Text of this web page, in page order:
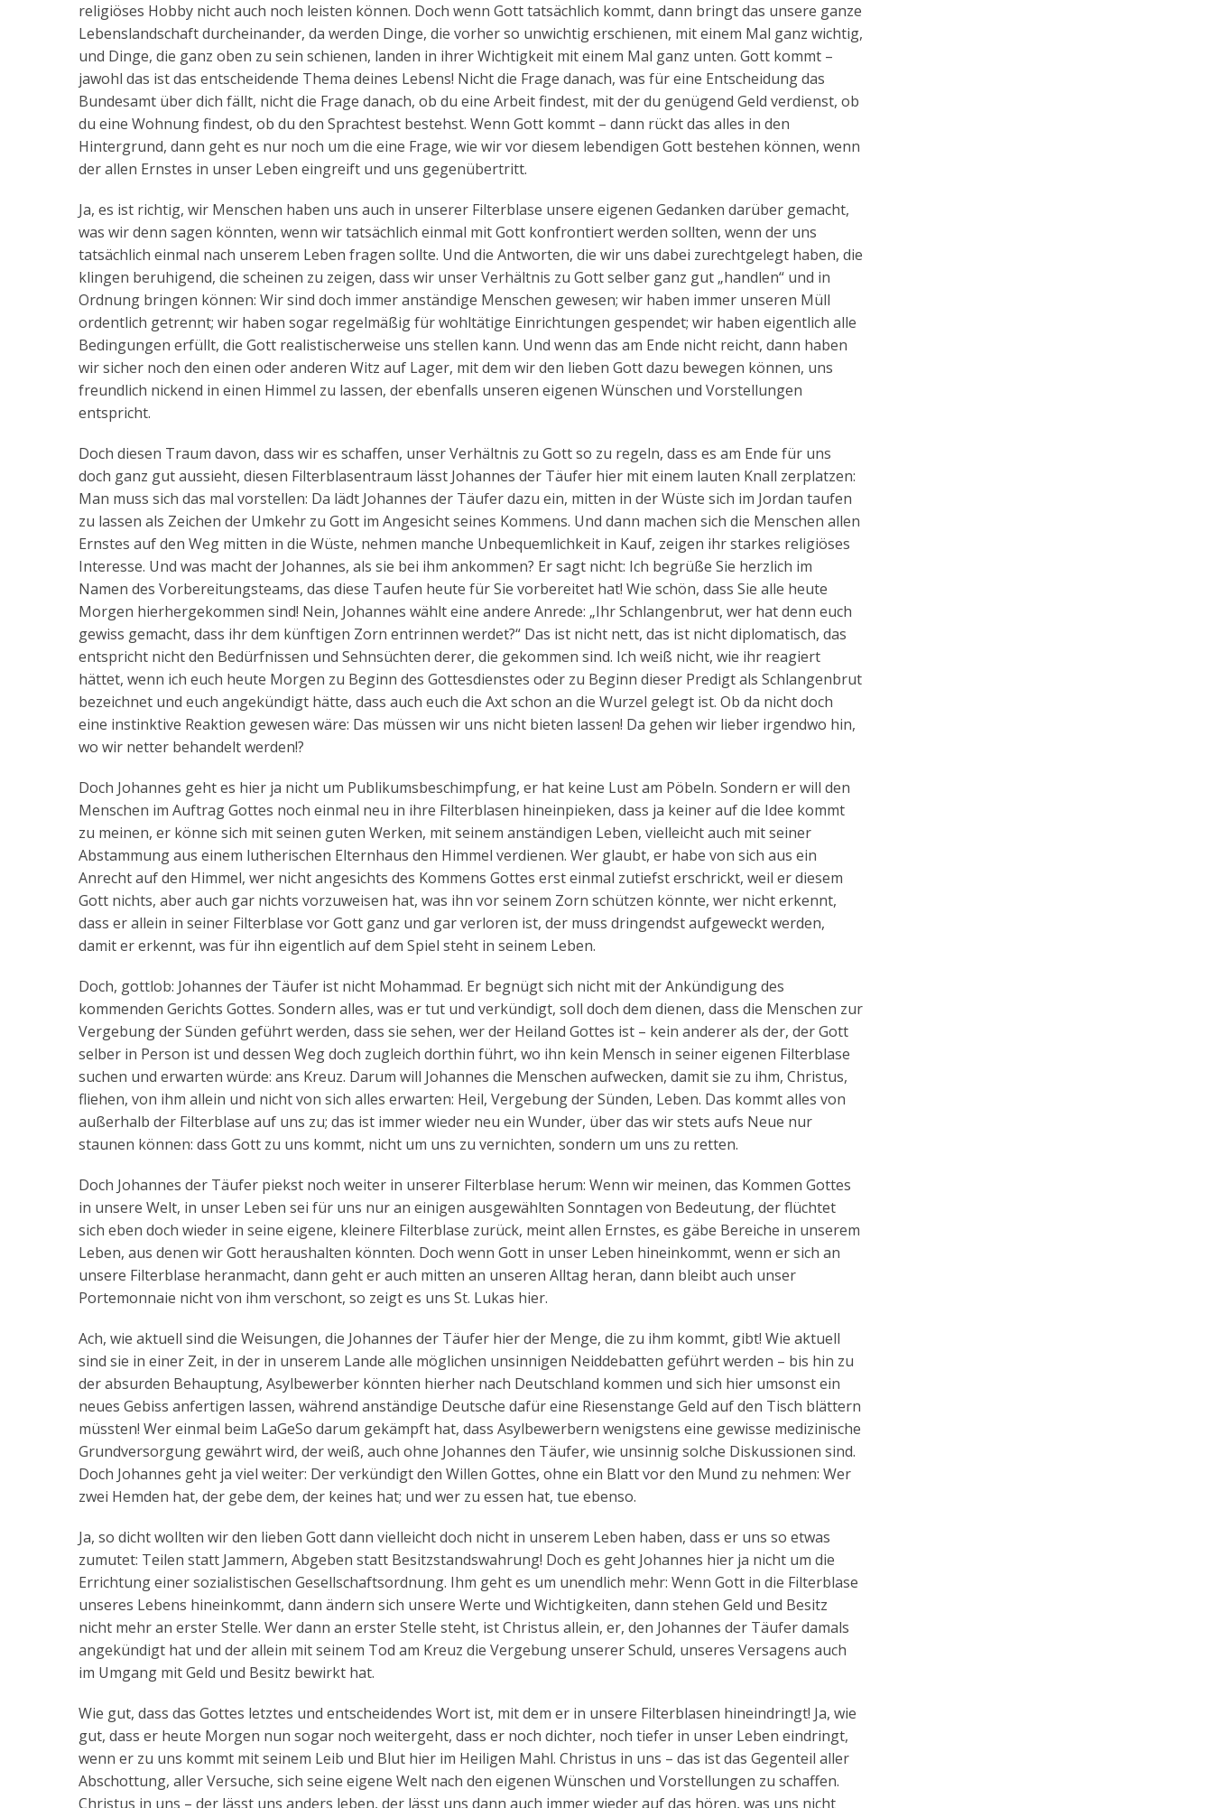
religiöses Hobby nicht auch noch leisten können. Doch wenn Gott tatsächlich kommt, dann bringt das unsere ganze
Lebenslandschaft durcheinander, da werden Dinge, die vorher so unwichtig erschienen, mit einem Mal ganz wichtig,
und Dinge, die ganz oben zu sein schienen, landen in ihrer Wichtigkeit mit einem Mal ganz unten. Gott kommt –
jawohl das ist das entscheidende Thema deines Lebens! Nicht die Frage danach, was für eine Entscheidung das
Bundesamt über dich fällt, nicht die Frage danach, ob du eine Arbeit findest, mit der du genügend Geld verdienst, ob
du eine Wohnung findest, ob du den Sprachtest bestehst. Wenn Gott kommt – dann rückt das alles in den
Hintergrund, dann geht es nur noch um die eine Frage, wie wir vor diesem lebendigen Gott bestehen können, wenn
der allen Ernstes in unser Leben eingreift und uns gegenübertritt.
Ja, es ist richtig, wir Menschen haben uns auch in unserer Filterblase unsere eigenen Gedanken darüber gemacht,
was wir denn sagen könnten, wenn wir tatsächlich einmal mit Gott konfrontiert werden sollten, wenn der uns
tatsächlich einmal nach unserem Leben fragen sollte. Und die Antworten, die wir uns dabei zurechtgelegt haben, die
klingen beruhigend, die scheinen zu zeigen, dass wir unser Verhältnis zu Gott selber ganz gut „handlen“ und in
Ordnung bringen können: Wir sind doch immer anständige Menschen gewesen; wir haben immer unseren Müll
ordentlich getrennt; wir haben sogar regelmäßig für wohltätige Einrichtungen gespendet; wir haben eigentlich alle
Bedingungen erfüllt, die Gott realistischerweise uns stellen kann. Und wenn das am Ende nicht reicht, dann haben
wir sicher noch den einen oder anderen Witz auf Lager, mit dem wir den lieben Gott dazu bewegen können, uns
freundlich nickend in einen Himmel zu lassen, der ebenfalls unseren eigenen Wünschen und Vorstellungen
entspricht.
Doch diesen Traum davon, dass wir es schaffen, unser Verhältnis zu Gott so zu regeln, dass es am Ende für uns
doch ganz gut aussieht, diesen Filterblasentraum lässt Johannes der Täufer hier mit einem lauten Knall zerplatzen:
Man muss sich das mal vorstellen: Da lädt Johannes der Täufer dazu ein, mitten in der Wüste sich im Jordan taufen
zu lassen als Zeichen der Umkehr zu Gott im Angesicht seines Kommens. Und dann machen sich die Menschen allen
Ernstes auf den Weg mitten in die Wüste, nehmen manche Unbequemlichkeit in Kauf, zeigen ihr starkes religiöses
Interesse. Und was macht der Johannes, als sie bei ihm ankommen? Er sagt nicht: Ich begrüße Sie herzlich im
Namen des Vorbereitungsteams, das diese Taufen heute für Sie vorbereitet hat! Wie schön, dass Sie alle heute
Morgen hierhergekommen sind! Nein, Johannes wählt eine andere Anrede: „Ihr Schlangenbrut, wer hat denn euch
gewiss gemacht, dass ihr dem künftigen Zorn entrinnen werdet?“ Das ist nicht nett, das ist nicht diplomatisch, das
entspricht nicht den Bedürfnissen und Sehnsüchten derer, die gekommen sind. Ich weiß nicht, wie ihr reagiert
hättet, wenn ich euch heute Morgen zu Beginn des Gottesdienstes oder zu Beginn dieser Predigt als Schlangenbrut
bezeichnet und euch angekündigt hätte, dass auch euch die Axt schon an die Wurzel gelegt ist. Ob da nicht doch
eine instinktive Reaktion gewesen wäre: Das müssen wir uns nicht bieten lassen! Da gehen wir lieber irgendwo hin,
wo wir netter behandelt werden!?
Doch Johannes geht es hier ja nicht um Publikumsbeschimpfung, er hat keine Lust am Pöbeln. Sondern er will den
Menschen im Auftrag Gottes noch einmal neu in ihre Filterblasen hineinpieken, dass ja keiner auf die Idee kommt
zu meinen, er könne sich mit seinen guten Werken, mit seinem anständigen Leben, vielleicht auch mit seiner
Abstammung aus einem lutherischen Elternhaus den Himmel verdienen. Wer glaubt, er habe von sich aus ein
Anrecht auf den Himmel, wer nicht angesichts des Kommens Gottes erst einmal zutiefst erschrickt, weil er diesem
Gott nichts, aber auch gar nichts vorzuweisen hat, was ihn vor seinem Zorn schützen könnte, wer nicht erkennt,
dass er allein in seiner Filterblase vor Gott ganz und gar verloren ist, der muss dringendst aufgeweckt werden,
damit er erkennt, was für ihn eigentlich auf dem Spiel steht in seinem Leben.
Doch, gottlob: Johannes der Täufer ist nicht Mohammad. Er begnügt sich nicht mit der Ankündigung des
kommenden Gerichts Gottes. Sondern alles, was er tut und verkündigt, soll doch dem dienen, dass die Menschen zur
Vergebung der Sünden geführt werden, dass sie sehen, wer der Heiland Gottes ist – kein anderer als der, der Gott
selber in Person ist und dessen Weg doch zugleich dorthin führt, wo ihn kein Mensch in seiner eigenen Filterblase
suchen und erwarten würde: ans Kreuz. Darum will Johannes die Menschen aufwecken, damit sie zu ihm, Christus,
fliehen, von ihm allein und nicht von sich alles erwarten: Heil, Vergebung der Sünden, Leben. Das kommt alles von
außerhalb der Filterblase auf uns zu; das ist immer wieder neu ein Wunder, über das wir stets aufs Neue nur
staunen können: dass Gott zu uns kommt, nicht um uns zu vernichten, sondern um uns zu retten.
Doch Johannes der Täufer piekst noch weiter in unserer Filterblase herum: Wenn wir meinen, das Kommen Gottes
in unsere Welt, in unser Leben sei für uns nur an einigen ausgewählten Sonntagen von Bedeutung, der flüchtet
sich eben doch wieder in seine eigene, kleinere Filterblase zurück, meint allen Ernstes, es gäbe Bereiche in unserem
Leben, aus denen wir Gott heraushalten könnten. Doch wenn Gott in unser Leben hineinkommt, wenn er sich an
unsere Filterblase heranmacht, dann geht er auch mitten an unseren Alltag heran, dann bleibt auch unser
Portemonnaie nicht von ihm verschont, so zeigt es uns St. Lukas hier.
Ach, wie aktuell sind die Weisungen, die Johannes der Täufer hier der Menge, die zu ihm kommt, gibt! Wie aktuell
sind sie in einer Zeit, in der in unserem Lande alle möglichen unsinnigen Neiddebatten geführt werden – bis hin zu
der absurden Behauptung, Asylbewerber könnten hierher nach Deutschland kommen und sich hier umsonst ein
neues Gebiss anfertigen lassen, während anständige Deutsche dafür eine Riesenstange Geld auf den Tisch blättern
müssten! Wer einmal beim LaGeSo darum gekämpft hat, dass Asylbewerbern wenigstens eine gewisse medizinische
Grundversorgung gewährt wird, der weiß, auch ohne Johannes den Täufer, wie unsinnig solche Diskussionen sind.
Doch Johannes geht ja viel weiter: Der verkündigt den Willen Gottes, ohne ein Blatt vor den Mund zu nehmen: Wer
zwei Hemden hat, der gebe dem, der keines hat; und wer zu essen hat, tue ebenso.
Ja, so dicht wollten wir den lieben Gott dann vielleicht doch nicht in unserem Leben haben, dass er uns so etwas
zumutet: Teilen statt Jammern, Abgeben statt Besitzstandswahrung! Doch es geht Johannes hier ja nicht um die
Errichtung einer sozialistischen Gesellschaftsordnung. Ihm geht es um unendlich mehr: Wenn Gott in die Filterblase
unseres Lebens hineinkommt, dann ändern sich unsere Werte und Wichtigkeiten, dann stehen Geld und Besitz
nicht mehr an erster Stelle. Wer dann an erster Stelle steht, ist Christus allein, er, den Johannes der Täufer damals
angekündigt hat und der allein mit seinem Tod am Kreuz die Vergebung unserer Schuld, unseres Versagens auch
im Umgang mit Geld und Besitz bewirkt hat.
Wie gut, dass das Gottes letztes und entscheidendes Wort ist, mit dem er in unsere Filterblasen hineindringt! Ja, wie
gut, dass er heute Morgen nun sogar noch weitergeht, dass er noch dichter, noch tiefer in unser Leben eindringt,
wenn er zu uns kommt mit seinem Leib und Blut hier im Heiligen Mahl. Christus in uns – das ist das Gegenteil aller
Abschottung, aller Versuche, sich seine eigene Welt nach den eigenen Wünschen und Vorstellungen zu schaffen.
Christus in uns – der lässt uns anders leben, der lässt uns dann auch immer wieder auf das hören, was uns nicht